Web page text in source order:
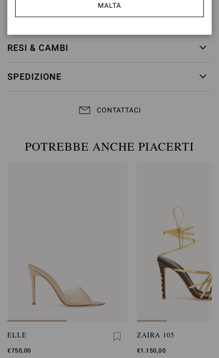
RESI & CAMBI
SPEDIZIONE
CONTATTACI
POTREBBE ANCHE PIACERTI
ELLE
€750,00
ZAIRA 105
€1.150,00
MALTA